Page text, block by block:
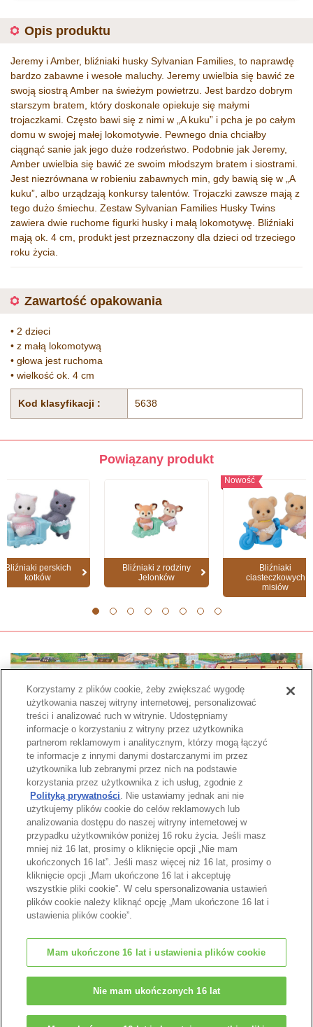
Opis produktu
Jeremy i Amber, bliźniaki husky Sylvanian Families, to naprawdę
bardzo zabawne i wesołe maluchy. Jeremy uwielbia się bawić ze
swoją siostrą Amber na świeżym powietrzu. Jest bardzo dobrym
starszym bratem, który doskonale opiekuje się małymi
trojaczkami. Często bawi się z nimi w „A kuku” i pcha je po całym
domu w swojej małej lokomotywie. Pewnego dnia chciałby
ciągnąć sanie jak jego duże rodzeństwo. Podobnie jak Jeremy,
Amber uwielbia się bawić ze swoim młodszym bratem i siostrami.
Jest niezrównana w robieniu zabawnych min, gdy bawią się w „A
kuku”, albo urządzają konkursy talentów. Trojaczki zawsze mają z
tego dużo śmiechu. Zestaw Sylvanian Families Husky Twins
zawiera dwie ruchome figurki husky i małą lokomotywę. Bliźniaki
mają ok. 4 cm, produkt jest przeznaczony dla dzieci od trzeciego
roku życia.
Zawartość opakowania
• 2 dzieci
• z małą lokomotywą
• głowa jest ruchoma
• wielkość ok. 4 cm
Kod klasyfikacji : 5638
Powiązany produkt
Bliźniaki perskich
kotków
Bliźniaki z rodziny
Jelonków
Nowość
Bliźniaki
ciasteczkowych
misiów
Strona katalogu
Góra strony
© EPOCH
Change Region
Korzystamy z plików cookie, żeby zwiększać wygodę
użytkowania naszej witryny internetowej, personalizować
treści i analizować ruch w witrynie. Udostępniamy
informacje o korzystaniu z witryny przez użytkownika
partnerom reklamowym i analitycznym, którzy mogą łączyć
te informacje z innymi danymi dostarczanymi im przez
użytkownika lub zebranymi przez nich na podstawie
korzystania przez użytkownika z ich usług, zgodnie z
Polityką prywatności. Nie ustawiamy jednak ani nie
użytkujemy plików cookie do celów reklamowych lub
analizowania dostępu do naszej witryny internetowej w
przypadku użytkowników poniżej 16 roku życia. Jeśli masz
mniej niż 16 lat, prosimy o kliknięcie opcji „Nie mam
ukończonych 16 lat”. Jeśli masz więcej niż 16 lat, prosimy o
kliknięcie opcji „Mam ukończone 16 lat i akceptuję
wszystkie pliki cookie”. W celu spersonalizowania ustawień
plików cookie należy kliknąć opcję „Mam ukończone 16 lat i
ustawienia plików cookie”.
Mam ukończone 16 lat i ustawienia plików cookie
Nie mam ukończonych 16 lat